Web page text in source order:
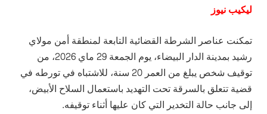
ليكيب نيوز
تمكنت عناصر الشرطة القضائية التابعة لمنطقة أمن مولاي
رشيد بمدينة الدار البيضاء، يوم الجمعة 29 ماي 2026، من
توقيف شخص يبلغ من العمر 20 سنة، للاشتباه في تورطه في
قضية تتعلق بالسرقة تحت التهديد باستعمال السلاح الأبيض،
إلى جانب حالة التخدير التي كان عليها أثناء توقيفه.